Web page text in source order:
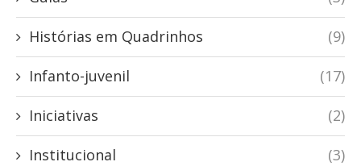
Histórias em Quadrinhos (9)
Infanto-juvenil (17)
Iniciativas (2)
Institucional (3)